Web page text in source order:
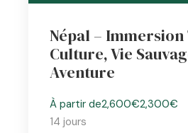
Népal – Immersion
Culture, Vie
Aventure
À partir de2,600€2,300€
14 jours